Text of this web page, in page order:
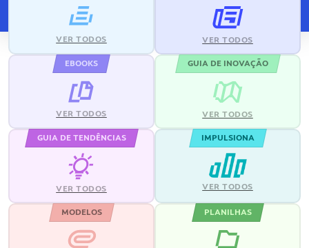
VER TODOS VER TODOS
EBOOKS
VER TODOS
GUIA DE INOVAÇÃO
VER TODOS
GUIA DE TENDÊNCIAS
VER TODOS
IMPULSIONA
VER TODOS
MODELOS PLANILHAS